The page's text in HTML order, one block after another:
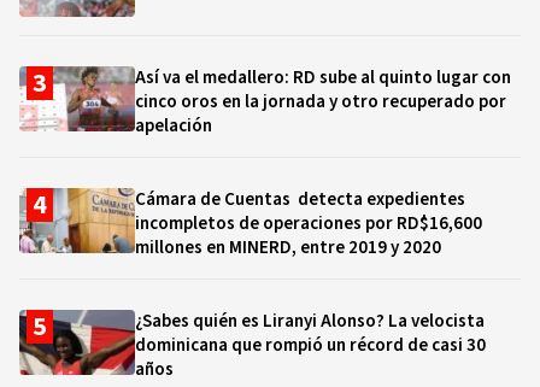
Así va el medallero: RD sube al quinto lugar con
cinco oros en la jornada y otro recuperado por
apelación
Cámara de Cuentas detecta expedientes
incompletos de operaciones por RD$16,600
millones en MINERD, entre 2019 y 2020
¿Sabes quién es Liranyi Alonso? La velocista
dominicana que rompió un récord de casi 30
años